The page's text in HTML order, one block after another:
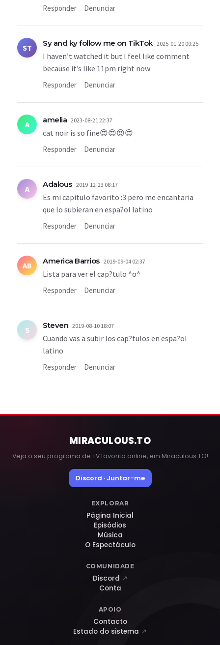
Responder Denunciar
ST Sy and ky follow me on TikTok 2025-01-20 00:25
I haven’t watched it but I feel like comment
because it’s like 11pm right now
Responder Denunciar
A amelia 2023-08-21 22:37
cat noir is so fine😍😍😍😍
Responder Denunciar
A Adalous 2019-12-23 08:17
Es mi capitulo favorito :3 pero me encantaria
que lo subieran en espa?ol latino
Responder Denunciar
AB America Barrios 2019-09-04 02:37
Lista para ver el cap?tulo ^o^
Responder Denunciar
S Steven 2019-08-10 18:07
Cuando vas a subir los cap?tulos en espa?ol
latino
Responder Denunciar
MIRACULOUS.TO
Veja o seu programa de TV favorito online, em Miraculous.TO!
Discord · Juntar-me
EXPLORAR
Página Inicial
Episódios
Música
O Espectáculo
COMUNIDADE
Discord ↗
Conta
APOIO
Contacto
Estado do sistema ↗